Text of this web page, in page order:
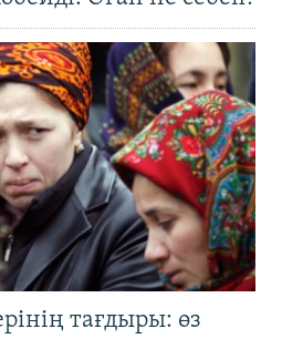
тағдыры: өз